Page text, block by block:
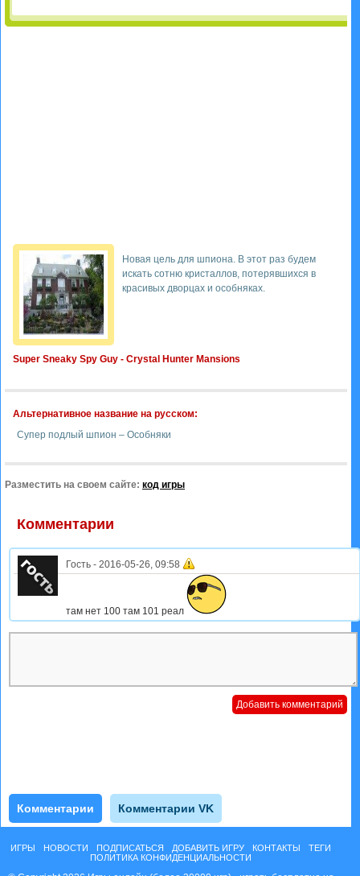
Super Sneaky Spy Guy - Crystal Hunter Mansions
Новая цель для шпиона. В этот раз будем
искать сотню кристаллов, потерявшихся в
красивых дворцах и особняках.
Альтернативное название на русском:
Супер подлый шпион – Особняки
Разместить на своем сайте: код игры
Комментарии
Гость - 2016-05-26, 09:58
там нет 100 там 101 реал
Комментарии Комментарии VK
ИГРЫ НОВОСТИ ПОДПИСАТЬСЯ ДОБАВИТЬ ИГРУ КОНТАКТЫ
ТЕГИ
ПОЛИТИКА КОНФИДЕНЦИАЛЬНОСТИ